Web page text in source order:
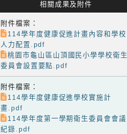
相關成果及附件
附件檔案：
114學年度健康促進計畫內容和學校
人力配置.pdf
桃園市龜山區山頂國民小學學校衛生
委員會設置要點.pdf
附件檔案：
114學年度健康促進學校實施計
畫.pdf
114學年度第一學期衛生委員會會議
紀錄.pdf